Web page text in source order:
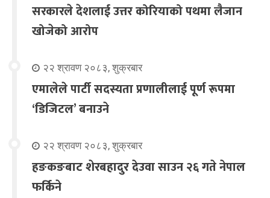
सरकारले देशलाई उत्तर कोरियाको पथमा लैजान
खोजेको आरोप
२२ श्रावण २०८३, शुक्रबार
एमालेले पार्टी सदस्यता प्रणालीलाई पूर्ण रूपमा
‘डिजिटल’ बनाउने
२२ श्रावण २०८३, शुक्रबार
हङकङबाट शेरबहादुर देउवा साउन २६ गते नेपाल
फर्किने